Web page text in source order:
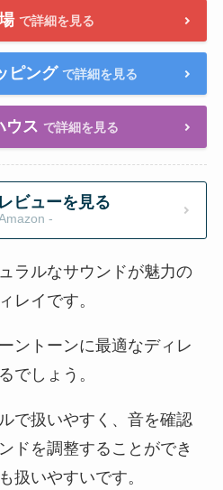
で詳細を見る
ピング で詳細を見る
ウス で詳細を見る
ビューを見る
-
ラルなサウンドが魅力の
レイです。
ントーンに最適なディレ
でしょう。
で扱いやすく、音を確認
ドを調整することができ
扱いやすいです。